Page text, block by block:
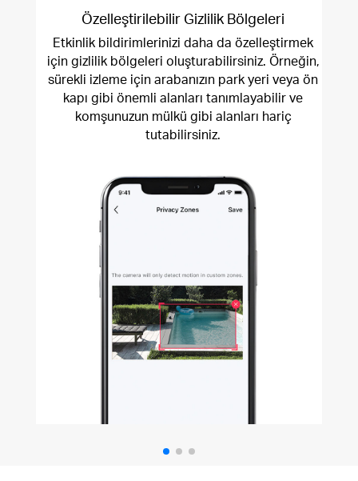
Özelleştirilebilir Gizlilik Bölgeleri
Etkinlik bildirimlerinizi daha da özelleştirmek
için gizlilik bölgeleri oluşturabilirsiniz. Örneğin,
sürekli izleme için arabanızın park yeri veya ön
kapı gibi önemli alanları tanımlayabilir ve
komşunuzun mülkü gibi alanları hariç
tutabilirsiniz.